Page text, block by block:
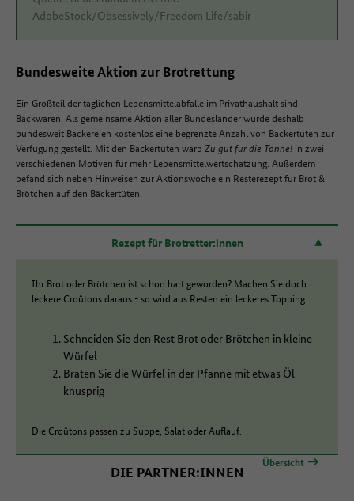
AdobeStock/Obsessively/Freedom Life/sabir
Bundesweite Aktion zur Brotrettung
Ein Großteil der täglichen Lebensmittelabfälle im Privathaushalt sind
Backwaren. Als gemeinsame Aktion aller Bundesländer wurde deshalb
bundesweit Bäckereien kostenlos eine begrenzte Anzahl von Bäckertüten zur
Verfügung gestellt. Mit den Bäckertüten warb Zu gut für die Tonne! in zwei
verschiedenen Motiven für mehr Lebensmittelwertschätzung. Außerdem
befand sich neben Hinweisen zur Aktionswoche ein Resterezept für Brot &
Brötchen auf den Bäckertüten.
Rezept für Brotretter:innen
Ihr Brot oder Brötchen ist schon hart geworden? Machen Sie doch
leckere Croûtons daraus - so wird aus Resten ein leckeres Topping.
Schneiden Sie den Rest Brot oder Brötchen in kleine
Würfel
Braten Sie die Würfel in der Pfanne mit etwas Öl
knusprig
Die Croûtons passen zu Suppe, Salat oder Auflauf.
DIE PARTNER:INNEN
Übersicht